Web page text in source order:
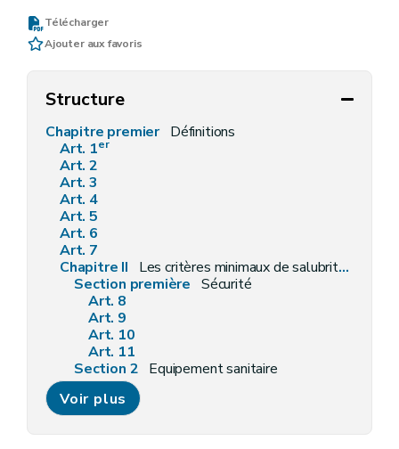
Télécharger
Ajouter aux favoris
Structure
Chapitre premier Définitions
Art. 1er
Art. 2
Art. 3
Art. 4
Art. 5
Art. 6
Art. 7
Chapitre II
Les critères minimaux de salubrité des logements existants et les critères de surpeuplement
Section première Sécurité
Art. 8
Art. 9
Art. 10
Art. 11
Section 2 Equipement sanitaire
Art. 12
Section 3
Art. 13
Voir plus